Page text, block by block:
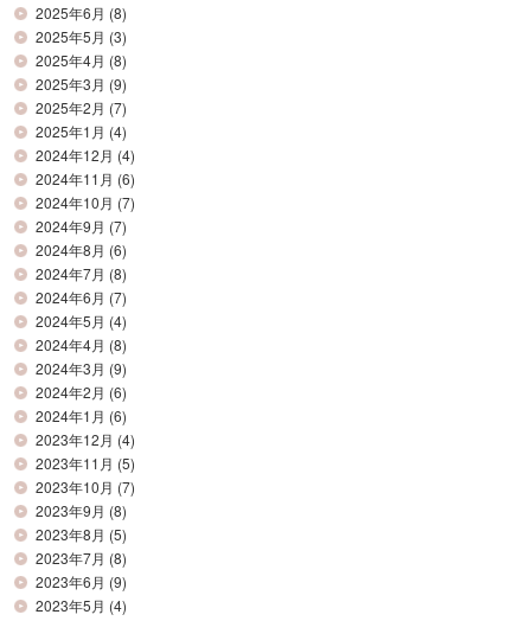
2025年6月 (8)
2025年5月 (3)
2025年4月 (8)
2025年3月 (9)
2025年2月 (7)
2025年1月 (4)
2024年12月 (4)
2024年11月 (6)
2024年10月 (7)
2024年9月 (7)
2024年8月 (6)
2024年7月 (8)
2024年6月 (7)
2024年5月 (4)
2024年4月 (8)
2024年3月 (9)
2024年2月 (6)
2024年1月 (6)
2023年12月 (4)
2023年11月 (5)
2023年10月 (7)
2023年9月 (8)
2023年8月 (5)
2023年7月 (8)
2023年6月 (9)
2023年5月 (4)